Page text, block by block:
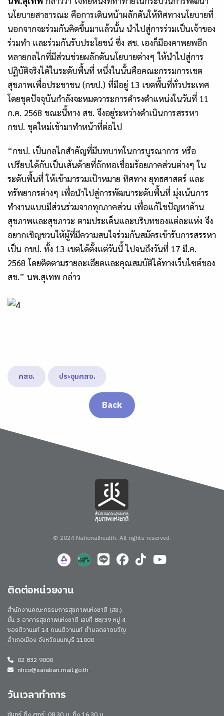
นโยบายสาธารณะ คือการเดินหน้าผลักดันให้ทิศทางนโยบายที่
นอกจากจะร่วมกันคิดขึ้นมาแล้วนั้น นำไปสู่การร่วมเป็นเจ้าของ
ร่วมทำ และร่วมกันรับประโยชน์ ซึ่ง สช. เองก็มีองคาพยพอีก
หลายกลไกที่มีส่วนช่วยผลักดันนโยบายต่างๆ ให้นำไปสู่การ
ปฏิบัติจริงได้ในระดับพื้นที่ หนึ่งในนั้นคือคณะกรรมการเขต
สุขภาพเพื่อประชาชน (กขป.) ที่มีอยู่ 13 เขตพื้นที่ทั่วประเทศ
โดยชุดปัจจุบันกำลังจะหมดวาระการดำรงตำแหน่งในวันที่ 11
ก.ค. 2568 ขณะนี้ทาง สช. จึงอยู่ระหว่างดำเนินการสรรหา
กขป. ชุดใหม่เข้ามาทำหน้าที่ต่อไป
“กขป. เป็นกลไกสำคัญที่มีบทบาทในการบูรณาการ หรือ
เปรียบได้กับเป็นเส้นด้ายที่ถักทอเชื่อมร้อยภาคส่วนต่างๆ ใน
ระดับพื้นที่ ให้เข้ามารวมเป้าหมาย ทิศทาง ยุทธศาสตร์ และ
ทรัพยากรต่างๆ เพื่อนำไปสู่การพัฒนาระดับพื้นที่ มุ่งเน้นการ
ทำงานแบบมีส่วนร่วมจากทุกภาคส่วน เพื่อแก้ไขปัญหาด้าน
สุขภาพและสุขภาวะ ตามประเด็นและบริบทของแต่ละแห่ง จึง
อยากเชิญชวนให้ผู้ที่มีความสนใจร่วมกันสมัครเข้ารับการสรรหา
เป็น กขป. ทั้ง 13 เขตได้ตั้งแต่วันนี้ ไปจนถึงวันที่ 17 มี.ค.
2568 โดยติดตามรายละเอียดและคุณสมบัติได้ทางเว็บไซต์ของ
สช.” นพ.สุเทพ กล่าว
คสช. ประชุมคสช.
Back
© 2024 Nationalhealth. All rights reserved.
ติดต่อหน่วยงาน
สำนักงานคณะกรรมการสุขภาพแห่งชาติ (สช.)
ชั้น 3 อาคารสุขภาพแห่งชาติ เลขที่ 88/39 หมู่ 4
ซอยติวานนท์ 14 ถนนติวานนท์ ตำบลตลาดขวัญ
อำเภอเมือง จังหวัดนนทบุรี 11000
02 832 9000
nhco@saraban.mail.go.th
วันเวลาทำการ